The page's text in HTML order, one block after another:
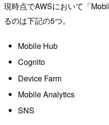
現時点でAWSにおいて「
るのは下記の5つ。
Mobile Hub
Cognito
Device Farm
Mobile Analytics
SNS